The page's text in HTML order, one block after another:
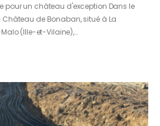
pour un château d'exception Dans le
de Bonaban, situé à La
(Ille-et-Vilaine),…